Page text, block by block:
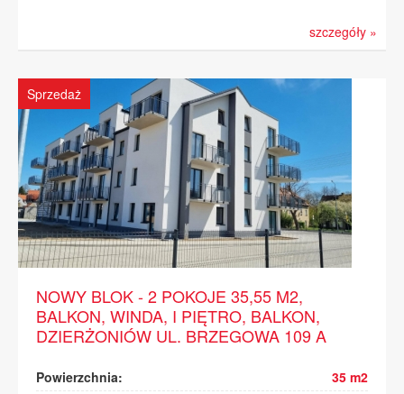
szczegóły »
Sprzedaż
NOWY BLOK - 2 POKOJE 35,55 M2,
BALKON, WINDA, I PIĘTRO, BALKON,
DZIERŻONIÓW UL. BRZEGOWA 109 A
Powierzchnia: 35 m2